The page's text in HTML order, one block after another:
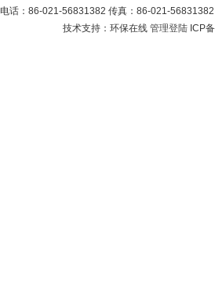
电话：86-021-56831382 传真：86-021-
技术支持：环保在线 管理登陆 ICP